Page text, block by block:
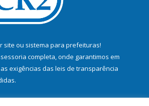
site ou sistema para prefeituras!
completa, onde garantimos em
exigências das leis de transparência